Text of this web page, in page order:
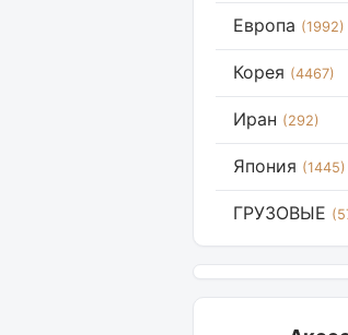
Европа (1992)
Корея (4467)
Иран (292)
Япония (1445)
ГРУЗОВЫЕ